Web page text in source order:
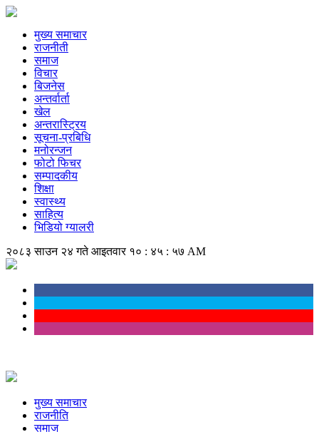
मुख्य समाचार
राजनीती
समाज
विचार
बिजनेस
अन्तर्वार्ता
खेल
अन्तरास्ट्रिय
सूचना-प्रबिधि
मनोरन्जन
फोटो फिचर
सम्पादकीय
शिक्षा
स्वास्थ्य
साहित्य
भिडियो ग्यालरी
२०८३ साउन २४ गते आइतवार १० : ४५ : ५८ AM
मुख्य समाचार
राजनीति
समाज